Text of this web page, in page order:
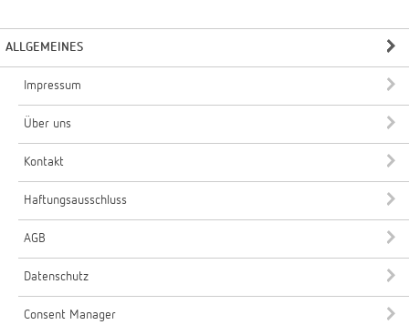
ALLGEMEINES
Impressum
Über uns
Kontakt
Haftungsausschluss
AGB
Datenschutz
Consent Manager